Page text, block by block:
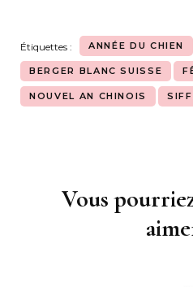
Étiquettes : ANNÉE DU CHIEN
BERGER BLANC SUISSE
NOUVEL AN CHINOIS
NavigationVous